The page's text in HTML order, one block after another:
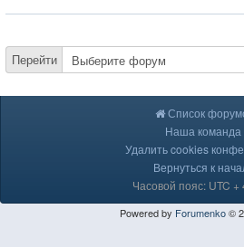
Перейти
Список
Наша команда
Удалить cookies
Вернуться к
Часовой пояс: UTC +
Powered by Forumenko©